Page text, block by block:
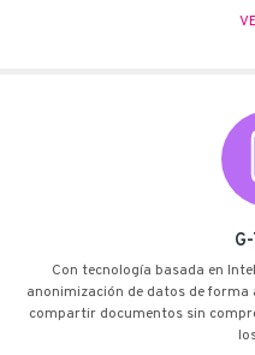
Con tecnología basada en
anonimización de datos de
compartir documentos sin